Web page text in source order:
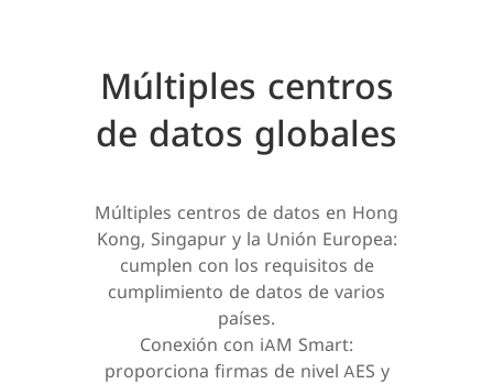
Múltiples centros
de datos globales
Múltiples centros de datos en Hong
Kong, Singapur y la Unión Europea:
cumplen con los requisitos de
cumplimiento de datos de varios
países.
Conexión con iAM Smart:
proporciona firmas de nivel AES y